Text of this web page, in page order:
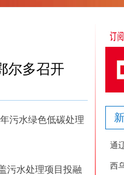
尔多召开
污水绿色低碳处理
污水处理项目投融
通
进
西